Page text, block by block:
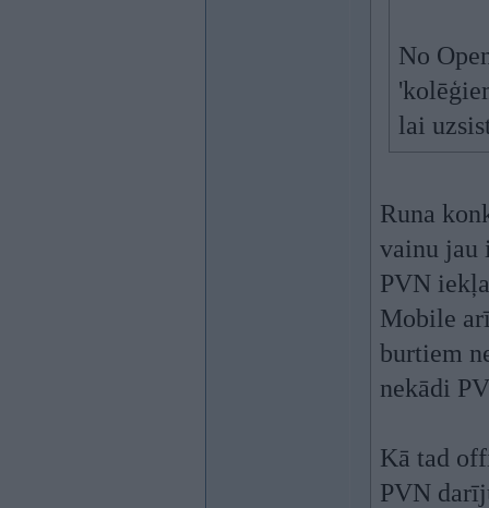
No
lai
Runa
vainu jau
PVN
Mobile
burtiem
nekādi
Kā tad
PVN